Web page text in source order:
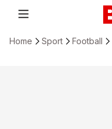
Home Sport Football